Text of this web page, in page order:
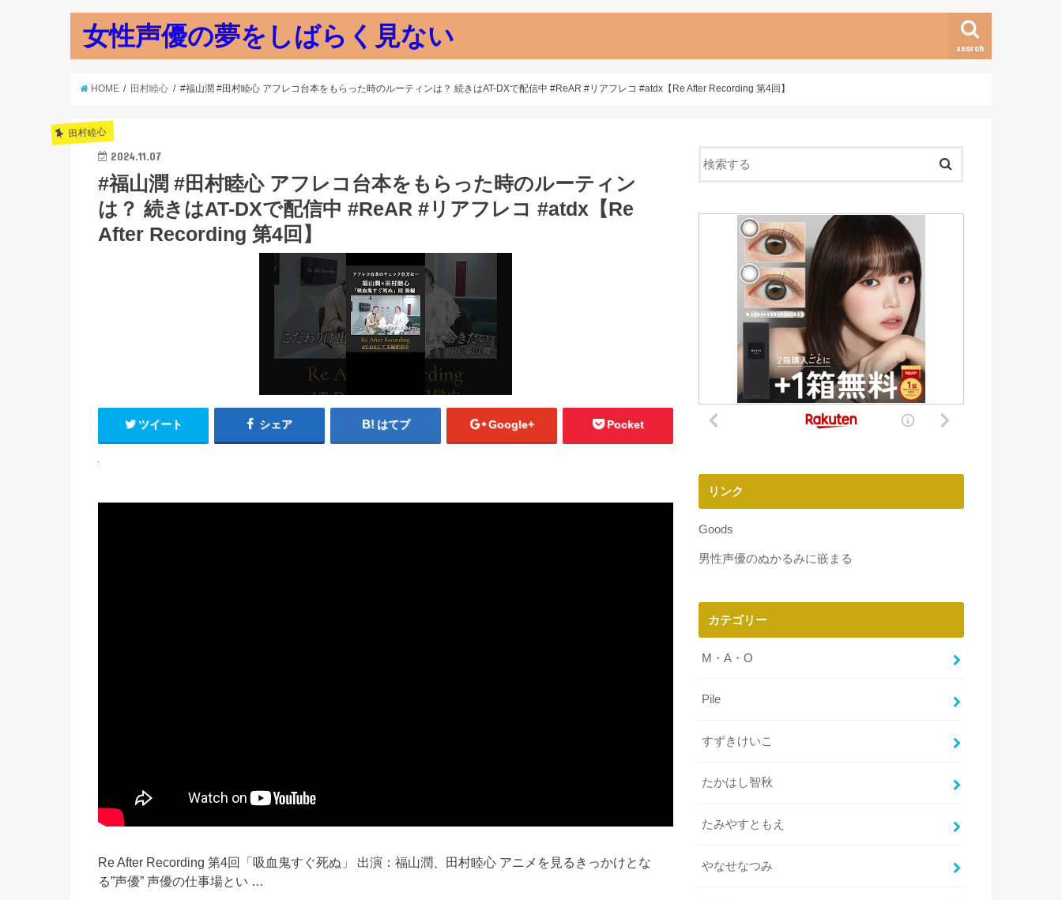
女性声優の夢をしばらく見ない search
HOME 田村睦心 #福山潤 #田村睦心 アフレコ台本をもらった時のルーティンは？ 続きはAT-DXで配信中 #ReAR #リアフレコ #atdx【Re After Recording 第4回】
田村睦心
2024.11.07
#福山潤 #田村睦心 アフレコ台本をもらった時のルーティン
は？ 続きはAT-DXで配信中 #ReAR #リアフレコ #atdx【Re
After Recording 第4回】
ツイート シェア はてブ Google+ Pocket
Re After Recording 第4回「吸血鬼すぐ死ぬ」 出演：福山潤、田村睦心 アニメを見るきっかけとな
る”声優” 声優の仕事場とい …
リンク
Goods
男性声優のぬかるみに嵌まる
カテゴリー
M・A・O
Pile
すずきけいこ
たかはし智秋
たみやすともえ
やなせなつみ